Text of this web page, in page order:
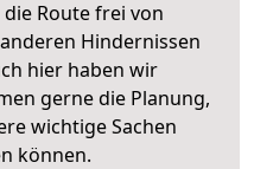
Route frei von
Hindernissen
hier haben wir
gerne die Planung,
wichtige Sachen
können.